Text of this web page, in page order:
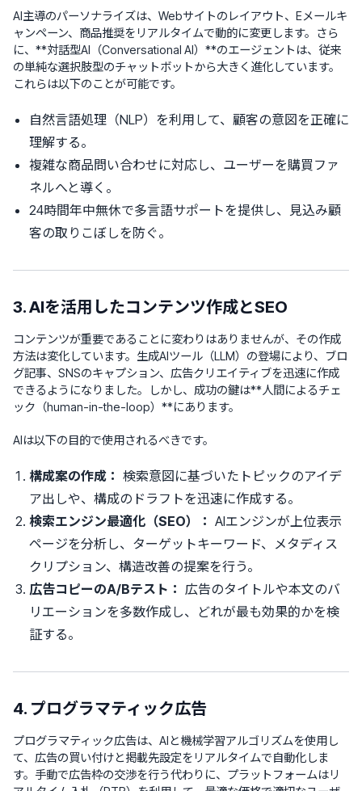
AI主導のパーソナライズは、Webサイトのレイアウト、Eメールキ
ャンペーン、商品推奨をリアルタイムで動的に変更します。さら
に、**対話型AI（Conversational AI）**のエージェントは、従来
の単純な選択肢型のチャットボットから大きく進化しています。
これらは以下のことが可能です。
自然言語処理（NLP）を利用して、顧客の意図を正確に
理解する。
複雑な商品問い合わせに対応し、ユーザーを購買ファ
ネルへと導く。
24時間年中無休で多言語サポートを提供し、見込み顧
客の取りこぼしを防ぐ。
3. AIを活用したコンテンツ作成とSEO
コンテンツが重要であることに変わりはありませんが、その作成
方法は変化しています。生成AIツール（LLM）の登場により、ブロ
グ記事、SNSのキャプション、広告クリエイティブを迅速に作成
できるようになりました。しかし、成功の鍵は**人間によるチェ
ック（human-in-the-loop）**にあります。
AIは以下の目的で使用されるべきです。
構成案の作成： 検索意図に基づいたトピックのアイデ
ア出しや、構成のドラフトを迅速に作成する。
検索エンジン最適化（SEO）： AIエンジンが上位表示
ページを分析し、ターゲットキーワード、メタディス
クリプション、構造改善の提案を行う。
広告コピーのA/Bテスト： 広告のタイトルや本文のバ
リエーションを多数作成し、どれが最も効果的かを検
証する。
4. プログラマティック広告
プログラマティック広告は、AIと機械学習アルゴリズムを使用し
て、広告の買い付けと掲載先設定をリアルタイムで自動化しま
す。手動で広告枠の交渉を行う代わりに、プラットフォームはリ